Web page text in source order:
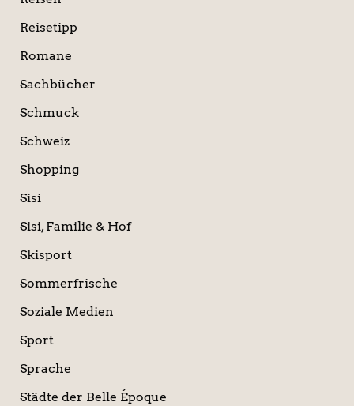
Reisetipp
Romane
Sachbücher
Schmuck
Schweiz
Shopping
Sisi
Sisi, Familie & Hof
Skisport
Sommerfrische
Soziale Medien
Sport
Sprache
Städte der Belle Époque